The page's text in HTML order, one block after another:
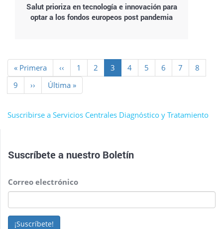
Salut prioriza en tecnología e innovación para
optar a los fondos europeos post pandemia
Paginación
Primera
página
« Primera
Página
anterior
‹‹ Page
1 Page
2
Página
actual
3 Page
4 Page
5 Page
6 Page
7 Page
8
Page
9
Siguiente
página
››
Última
página
Última »
Suscribirse a Servicios Centrales Diagnóstico y Tratamiento
Suscríbete a nuestro Boletín
Correo electrónico
¡Suscríbete!